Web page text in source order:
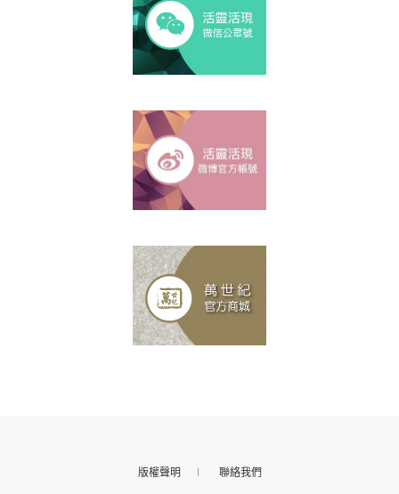
版權聲明 聯絡我們